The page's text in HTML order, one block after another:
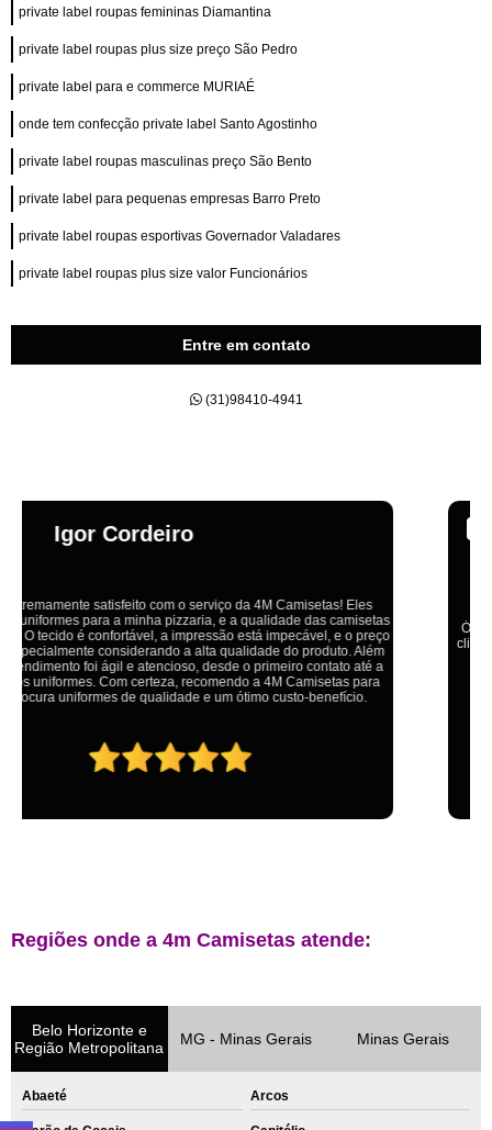
private label roupas femininas Diamantina
private label roupas plus size preço São Pedro
private label para e commerce MURIAÉ
onde tem confecção private label Santo Agostinho
private label roupas masculinas preço São Bento
private label para pequenas empresas Barro Preto
private label roupas esportivas Governador Valadares
private label roupas plus size valor Funcionários
Entre em contato
(31)98410-4941
Emília
Ótimo atendimento,todos muito educados, prestativos e que colocam o
cliente em primeiro lugar. Qualquer lugar tem problemas,isso é fato, mas
aqui na 4M tudo é resolvido com calma e de forma que todos saem
ganhando no final.
Regiões onde a 4m Camisetas atende:
Belo Horizonte e
Região Metropolitana
MG - Minas Gerais Minas Gerais
Abaeté Arcos